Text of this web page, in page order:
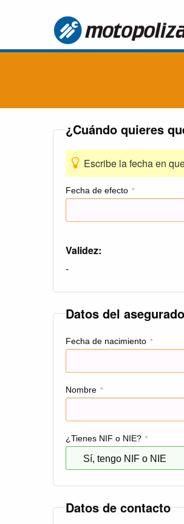
¿Cuándo quieres
Escribe la fecha en
Fecha de efecto *
Validez:
-
Datos del asegurado
Fecha de nacimiento *
Nombre *
¿Tienes NIF o NIE? *
Datos de contacto